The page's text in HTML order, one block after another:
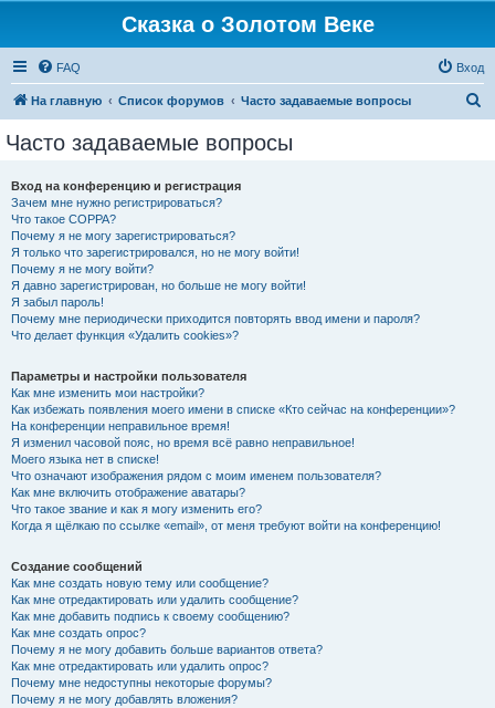
Сказка о Золотом Веке
FAQ Вход
На главную Список форумов Часто задаваемые вопросы
Часто задаваемые вопросы
Вход на конференцию и регистрация
Зачем мне нужно регистрироваться?
Что такое COPPA?
Почему я не могу зарегистрироваться?
Я только что зарегистрировался, но не могу войти!
Почему я не могу войти?
Я давно зарегистрирован, но больше не могу войти!
Я забыл пароль!
Почему мне периодически приходится повторять ввод имени и пароля?
Что делает функция «Удалить cookies»?
Параметры и настройки пользователя
Как мне изменить мои настройки?
Как избежать появления моего имени в списке «Кто сейчас на конференции»?
На конференции неправильное время!
Я изменил часовой пояс, но время всё равно неправильное!
Моего языка нет в списке!
Что означают изображения рядом с моим именем пользователя?
Как мне включить отображение аватары?
Что такое звание и как я могу изменить его?
Когда я щёлкаю по ссылке «email», от меня требуют войти на конференцию!
Создание сообщений
Как мне создать новую тему или сообщение?
Как мне отредактировать или удалить сообщение?
Как мне добавить подпись к своему сообщению?
Как мне создать опрос?
Почему я не могу добавить больше вариантов ответа?
Как мне отредактировать или удалить опрос?
Почему мне недоступны некоторые форумы?
Почему я не могу добавлять вложения?